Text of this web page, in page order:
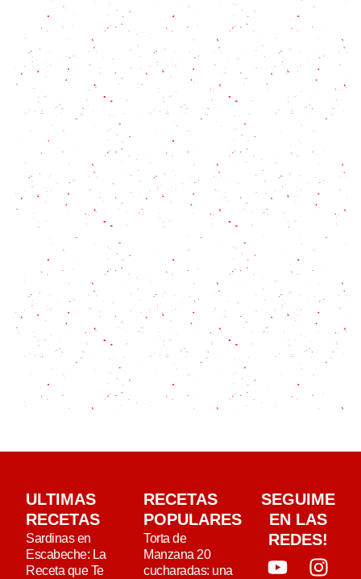
Wasabi, el picante japonés que despierta tus
sentidos
Cebolla Caramelizada: 2 técnicas diferente
Trigo sarraceno: Un Pseudocereal que tenés que
tener en casa
ULTIMAS
RECETAS
Sardinas en
Escabeche: La
Receta que Te
RECETAS
POPULARES
Torta de
Manzana 20
cucharadas: una
SEGUIME
EN LAS
REDES!